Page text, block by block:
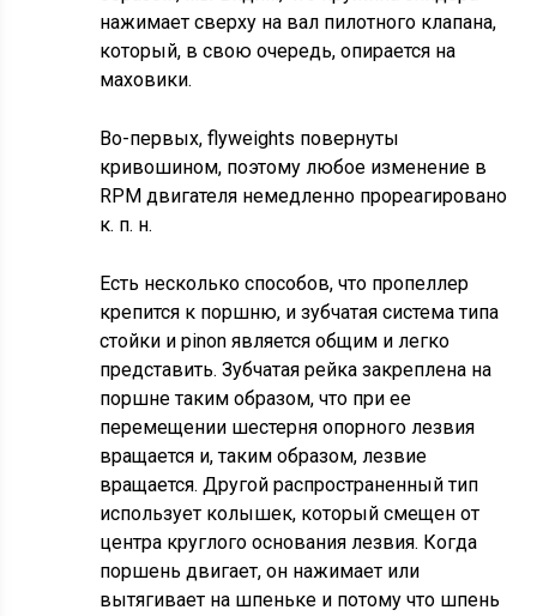
нажимает сверху на вал пилотного клапана,
который, в свою очередь, опирается на
маховики.
Во-первых, flyweights повернуты
кривошином, поэтому любое изменение в
RPM двигателя немедленно прореагировано
к. п. н.
Есть несколько способов, что пропеллер
крепится к поршню, и зубчатая система типа
стойки и pinon является общим и легко
представить. Зубчатая рейка закреплена на
поршне таким образом, что при ее
перемещении шестерня опорного лезвия
вращается и, таким образом, лезвие
вращается. Другой распространенный тип
использует колышек, который смещен от
центра круглого основания лезвия. Когда
поршень двигает, он нажимает или
вытягивает на шпеньке и потому что шпень